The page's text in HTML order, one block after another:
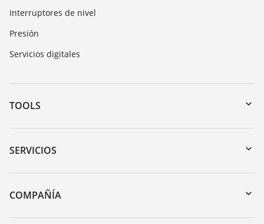
Interruptores de nivel
Presión
Servicios digitales
TOOLS
Zona de descarga
Búsqueda por número de serie
DTM Collection/PACTware
SERVICIOS
Devolución de instrumentos
Cursos de formacion
COMPAÑÍA
Acerca de VEGA